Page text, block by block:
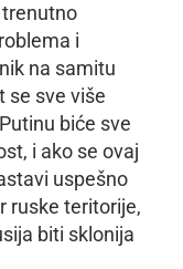
trenutno
i
na samitu
se sve više
biće sve
i ako se ovaj
uspešno
ruske teritorije,
biti sklonija